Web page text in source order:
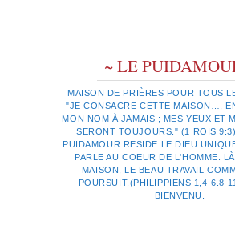
~ LE
MAISON DE PRIÈRES POUR TOUS
"JE CONSACRE CETTE MAISON…,
MON NOM À JAMAIS ; MES YEUX ET
SERONT TOUJOURS." (1 ROIS
PUIDAMOUR RESIDE LE DIEU
PARLE AU COEUR DE L'HOMME.
MAISON, LE BEAU TRAVAIL
POURSUIT.(PHILIPPIENS 1,4-6.8-
BIENVENU.